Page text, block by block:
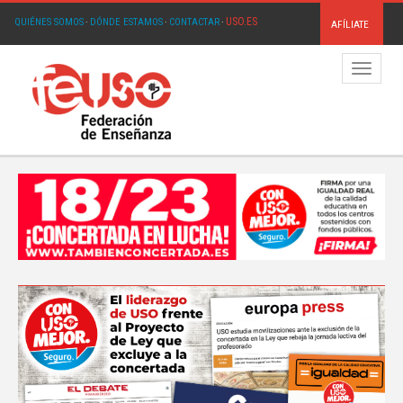
QUIÉNES SOMOS· DÓNDE ESTAMOS· CONTACTAR· USO.ES AFÍLIATE
Menú